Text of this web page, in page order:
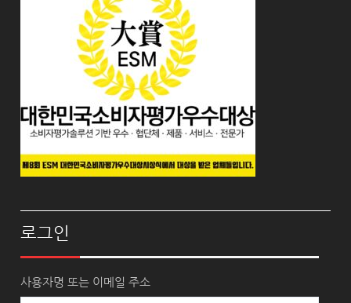
로그인
사용자명 또는 이메일 주소